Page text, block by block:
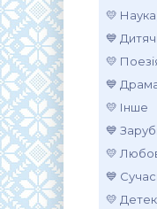
💛
💙
💛
💙
💛 Інше
💙
💛
💙
💛